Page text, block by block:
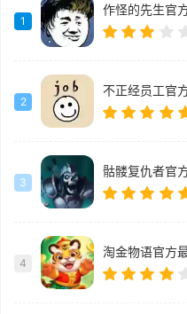
1
作怪的先生官
2
不正经员工官
3
骷髅复仇者官
4
淘金物语官方